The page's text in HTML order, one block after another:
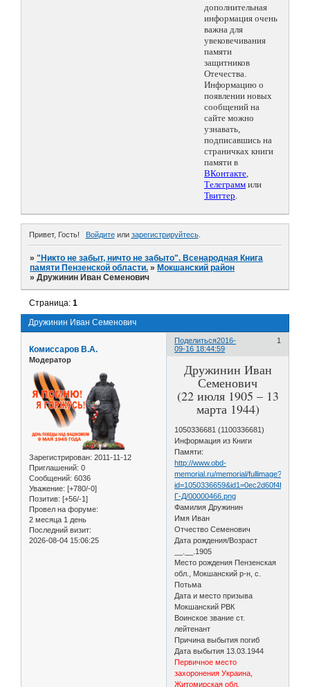
дополнительная
информация очень
важна для
увековечивания
памяти
защитников
Отечества.
Информацию о
появлении новых
сообщений на
сайте можно
узнавать,
подписавшись на
страничках книги
памяти в
ВКонтакте,
Телеграмм или
Твиттер.
Привет, Гость! Войдитеили зарегистрируйтесь.
»"Никто не забыт, ничто не забыто". Всенародная Книга
памяти Пензенской области. » Мокшанский район
»Дружинин Иван Семенович
Дружинин Иван Семенович
Страница:1
Поделиться 1
2016-
09-16 18:44:59
Комиссаров В.А.
Модератор
Зарегистрирован: 2011-11-12
Приглашений: 0
Сообщений: 6036
Уважение: [+780/-0]
Позитив: [+56/-1]
Провел на форуме:
2 месяца 1 день
Последний визит:
2026-08-04 15:06:25
Дружинин Иван
Семенович
(22 июля 1905 – 13
марта 1944)
1050336681 (1100336681)
Информация из Книги
Памяти:
http://www.obd-
memorial.ru/memorial/fullimage?
Г-Д/00000466.png
Фамилия Дружинин
Имя Иван
Отчество Семенович
Дата рождения/Возраст
__.__.1905
Место рождения Пензенская
обл., Мокшанский р-н, с.
Потьма
Дата и место призыва
Мокшанский РВК
Воинское звание ст.
лейтенант
Причина выбытия погиб
Дата выбытия 13.03.1944
Первичное место
захоронения Украина,
Житомирская обл.